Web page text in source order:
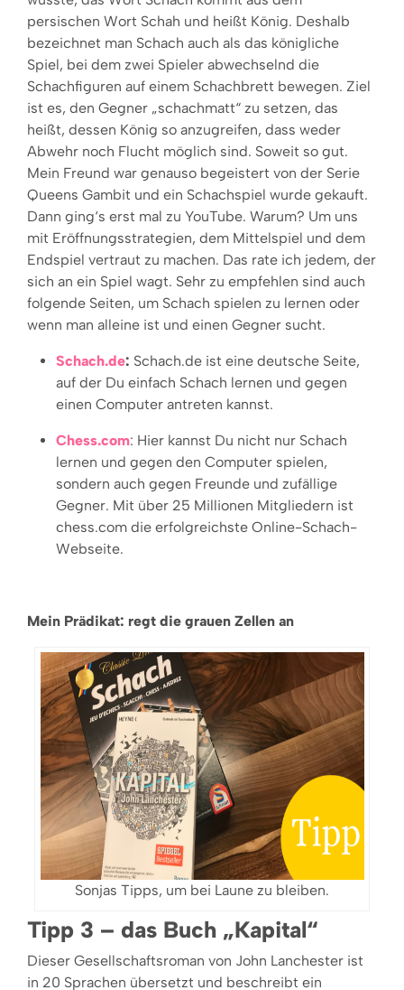
persischen Wort Schah und heißt König. Deshalb
bezeichnet man Schach auch als das königliche
Spiel, bei dem zwei Spieler abwechselnd die
Schachfiguren auf einem Schachbrett bewegen. Ziel
ist es, den Gegner „schachmatt“ zu setzen, das
heißt, dessen König so anzugreifen, dass weder
Abwehr noch Flucht möglich sind. Soweit so gut.
Mein Freund war genauso begeistert von der Serie
Queens Gambit und ein Schachspiel wurde gekauft.
Dann ging‘s erst mal zu YouTube. Warum? Um uns
mit Eröffnungsstrategien, dem Mittelspiel und dem
Endspiel vertraut zu machen. Das rate ich jedem, der
sich an ein Spiel wagt. Sehr zu empfehlen sind auch
folgende Seiten, um Schach spielen zu lernen oder
wenn man alleine ist und einen Gegner sucht.
Schach.de: Schach.de ist eine deutsche Seite,
auf der Du einfach Schach lernen und gegen
einen Computer antreten kannst.
Chess.com: Hier kannst Du nicht nur Schach
lernen und gegen den Computer spielen,
sondern auch gegen Freunde und zufällige
Gegner. Mit über 25 Millionen Mitgliedern ist
chess.com die erfolgreichste Online-Schach-
Webseite.
Mein Prädikat: regt die grauen Zellen an
Sonjas Tipps, um bei Laune zu bleiben.
Tipp 3 – das Buch „Kapital“
Dieser Gesellschaftsroman von John Lanchester ist
in 20 Sprachen übersetzt und beschreibt ein